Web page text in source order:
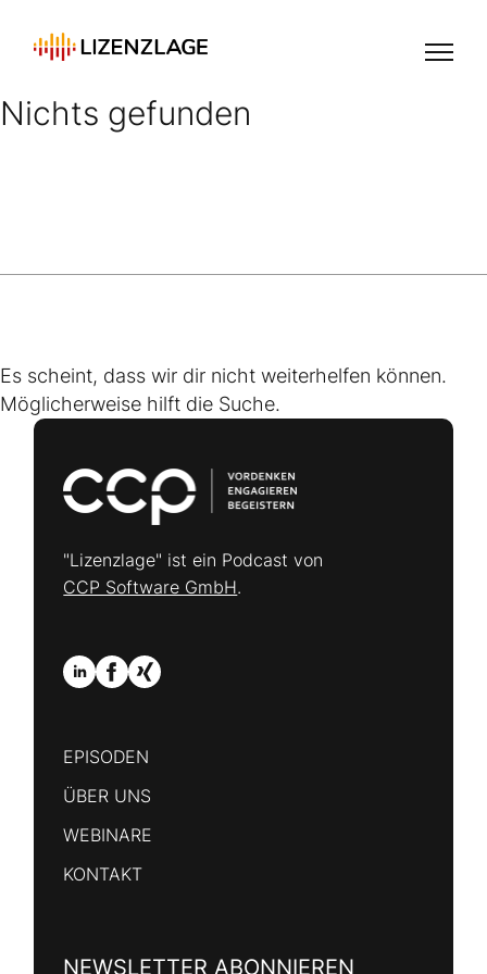
Nichts gefunden
Es scheint, dass wir dir nicht weiterhelfen können.
Möglicherweise hilft die Suche.
"Lizenzlage" ist ein Podcast von
CCP Software GmbH.
EPISODEN
ÜBER UNS
WEBINARE
KONTAKT
NEWSLETTER ABONNIEREN